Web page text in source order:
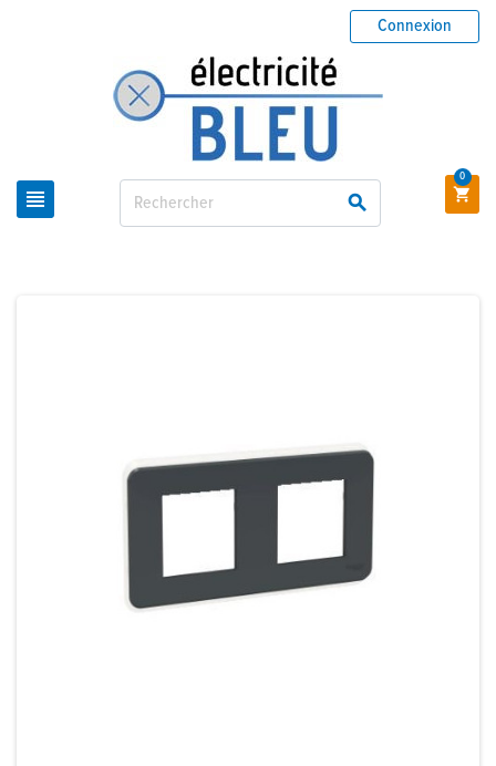
 
Connexion

0